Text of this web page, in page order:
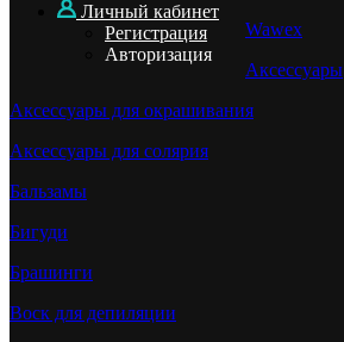
Личный кабинет
Регистрация
Авторизация
Wawex
Аксессуары
Аксессуары для окрашивания
Аксессуары для солярия
Бальзамы
Бигуди
Брашинги
Воск для депиляции